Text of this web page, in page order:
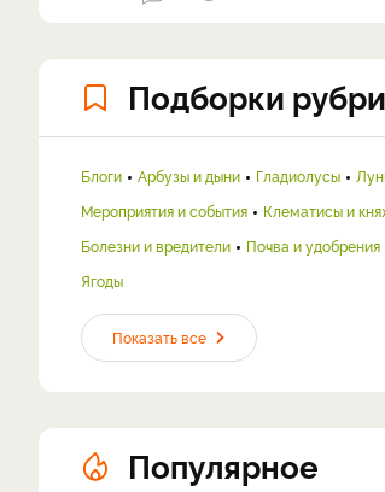
Подборки
Блоги Арбузы и дыни Гладиолусы
Мероприятия и события
Клематисы и
Болезни и вредители
Почва и удобрения
Ягоды
Показать все
Популярное